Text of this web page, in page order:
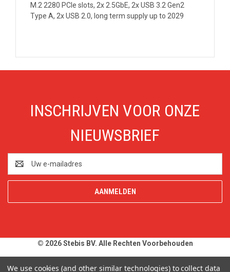
M.2 2280 PCIe slots, 2x 2.5GbE, 2x USB 3.2 Gen2
Type A, 2x USB 2.0, long term supply up to 2029
INSCHRIJVEN VOOR ONZE
NIEUWSBRIEF
mailadres
© 2026 Stebis BV. Alle Rechten Voorbehouden
Alle prijzen en specificaties zijn onder voorbehoud, exclusief BTW,
We use cookies (and other similar technologies) to collect data